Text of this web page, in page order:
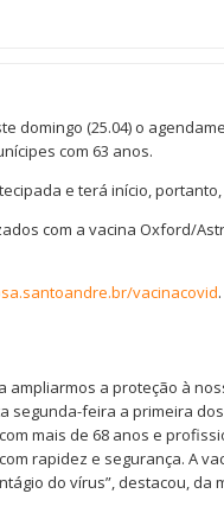
domingo (25.04) o
com 63 anos.
e terá início,
com a vacina Oxford/
vacinacovid.
ampliarmos a proteção à
segunda-feira a primeira
mais de 68 anos e
rapidez e segurança. A
do vírus”, destacou, da